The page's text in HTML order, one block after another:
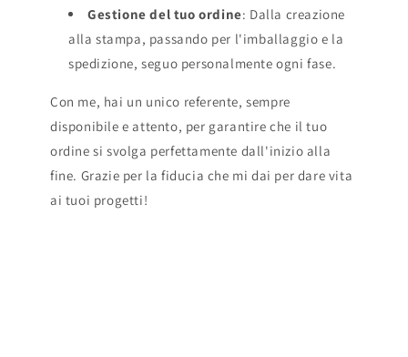
Gestione del tuo ordine: Dalla creazione
alla stampa, passando per l'imballaggio e la
spedizione, seguo personalmente ogni fase.
Con me, hai un unico referente, sempre
disponibile e attento, per garantire che il tuo
ordine si svolga perfettamente dall'inizio alla
fine. Grazie per la fiducia che mi dai per dare vita
ai tuoi progetti!